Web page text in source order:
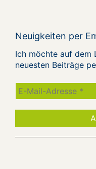
Neuigkeiten per
Ich möchte auf dem
neuesten Beiträge